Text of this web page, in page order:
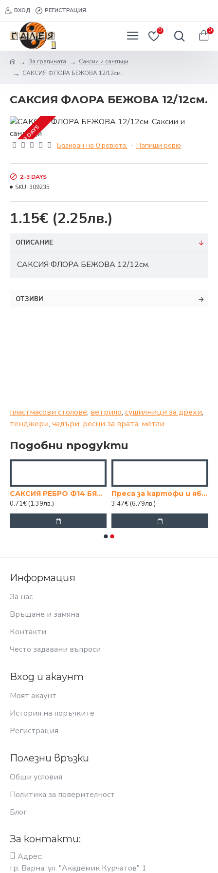
ВХОД РЕГИСТРАЦИЯ
0 0
За градината
Саксии и сандъци
САКСИЯ ФЛОРА БЕЖОВА 12/12см.
САКСИЯ ФЛОРА БЕЖОВА 12/12см.
2-3 DAYS Базиран на 0 ревюта. - Напиши ревю
1.15€ (2.25лв.)
2-3 DAYS
SKU: 309235
ОПИСАНИЕ
САКСИЯ ФЛОРА БЕЖОВА 12/12см.
ОТЗИВИ
пластмасови столове, ветрило, сушилници за дрехи,
тенджери, чадъри, ресни за врата, метли
Подобни продукти
САКСИЯ РЕБРО Ф14 БЯЛА, МИЛ
0.71€ (1.39лв.)
Преса за картофи и ябълки 3в1
3.47€ (6.79лв.)
Информация
За нас
Връщане и замяна
Контакти
Често задавани въпроси
Вход и акаунт
Моят акаунт
История на поръчките
Регистрация
Полезни връзки
Общи условия
Политика за поверителност
Блог
За контакти:
Адрес:
гр. Варна, ул. "Академик Курчатов" 1